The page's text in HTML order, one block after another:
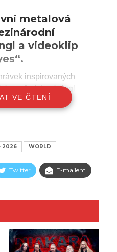
metalová
a videoklip
inspirovaných
na předchozí singl
roku 2025.
tvoří frontmanka a
Davidem Romeuem a
VE ČTENÍ
2026 WORLD
Twitter E-mailem